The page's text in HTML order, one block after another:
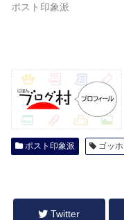
ポスト印象派
ポスト印象派 ゴッホ
Twitter